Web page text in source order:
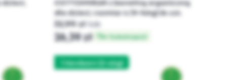
dla dzieci, rozmiar 4 (9-14kg) 24 szt.
32,99 złlub
26,39 zł w Subskrypcji
1 Newborn (2-4kg)